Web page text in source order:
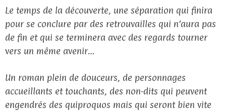
Le temps de la découverte, une séparation qui finira
pour se conclure par des retrouvailles qui n’aura pas
de fin et qui se terminera avec des regards tourner
vers un même avenir…
Un roman plein de douceurs, de personnages
accueillants et touchants, des non-dits qui peuvent
engendrés des quiproquos mais qui seront bien vite